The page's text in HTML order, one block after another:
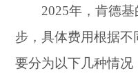
2025年，肯德基
步，具体费用根据
要分为以下几种情况